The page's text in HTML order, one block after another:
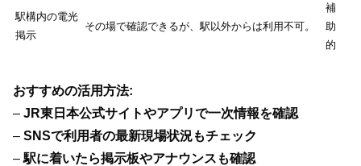
駅構内の電光
掲示
その場で確認できるが、駅以外からは利用不可。
補
助
的
おすすめの活用方法:
– JR東日本公式サイトやアプリで一次情報を確認
– SNSで利用者の最新現場状況もチェック
–駅に着いたら掲示板やアナウンスも確認